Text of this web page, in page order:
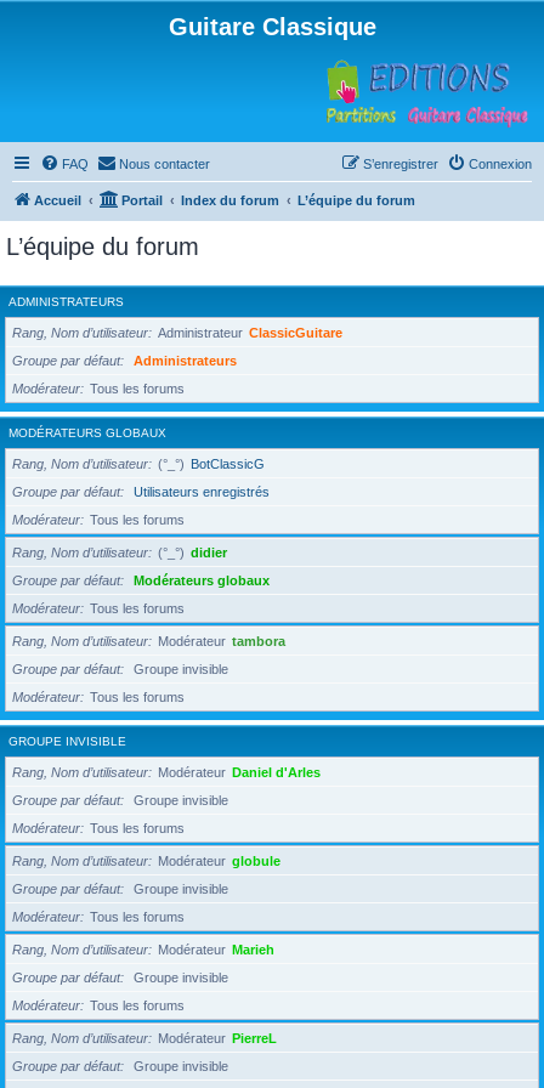
Guitare Classique
FAQ Nous contacter Connexion
S’enregistrer
Accueil Portail Index du forum L’équipe du forum
L’équipe du forum
ADMINISTRATEURS
Rang, Nom d’utilisateur Administrateur ClassicGuitare
Groupe par défaut
Administrateurs
Modérateur
Tous les forums
MODÉRATEURS GLOBAUX
Rang, Nom d’utilisateur (°_°) BotClassicG
Groupe par défaut
Utilisateurs enregistrés
Modérateur
Tous les forums
Rang, Nom d’utilisateur (°_°) didier
Groupe par défaut
Modérateurs globaux
Modérateur
Tous les forums
Rang, Nom d’utilisateur Modérateur tambora
Groupe par défaut
Groupe invisible
Modérateur
Tous les forums
GROUPE INVISIBLE
Rang, Nom d’utilisateur Modérateur Daniel d'Arles
Groupe par défaut
Groupe invisible
Modérateur
Tous les forums
Rang, Nom d’utilisateur Modérateur globule
Groupe par défaut
Groupe invisible
Modérateur
Tous les forums
Rang, Nom d’utilisateur Modérateur Marieh
Groupe par défaut
Groupe invisible
Modérateur
Tous les forums
Rang, Nom d’utilisateur Modérateur PierreL
Groupe par défaut
Groupe invisible